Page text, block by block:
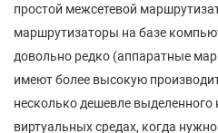
простой межсетевой
маршрутизаторы на базе
довольно редко (аппаратные
имеют более высокую
несколько дешевле
виртуальных средах, когда